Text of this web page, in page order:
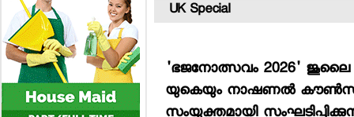
UK Special
'ഭജനോത്സവം 2026'
യുകെയും നാഷണല്‍